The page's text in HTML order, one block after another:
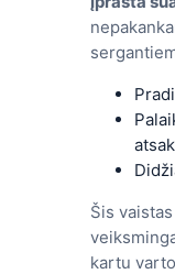
Šis
kartu